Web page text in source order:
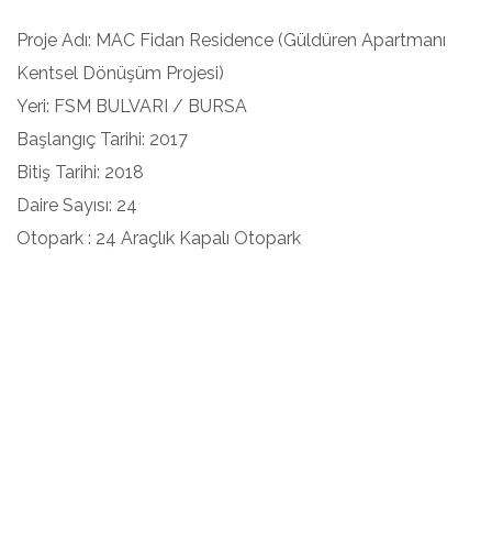
Proje Adı: MAC Fidan Residence (Güldüren Apartmanı
Kentsel Dönüşüm Projesi)
Yeri: FSM BULVARI / BURSA
Başlangıç Tarihi: 2017
Bitiş Tarihi: 2018
Daire Sayısı: 24
Otopark : 24 Araçlık Kapalı Otopark